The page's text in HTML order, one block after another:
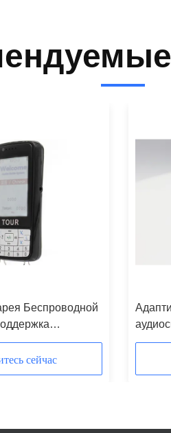
Беспроводной
автоматическая
сейчас